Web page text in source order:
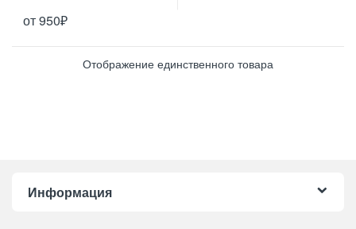
от950₽
Этот товар имеет несколько вариаций. Опции можно выбрать
Отображение единственного товара
Информация